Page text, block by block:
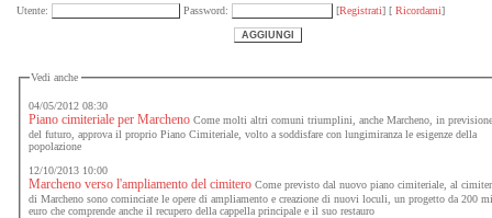
Utente: Password: [Registrati] [ Ricordami]
Vedi anche
04/05/2012 08:30
Piano cimiteriale per Marcheno Come molti altri comuni triumplini, anche Marcheno, in
del futuro, approva il proprio Piano Cimiteriale, volto a soddisfare con lungimiranza le esigenze della
popolazione
12/10/2013 10:00
Marcheno verso l'ampliamento del cimitero Come previsto dal nuovo piano cimiteriale, al
di Marcheno sono cominciate le opere di ampliamento e creazione di nuovi loculi, un progetto da 200
euro che comprende anche il recupero della cappella principale e il suo restauro